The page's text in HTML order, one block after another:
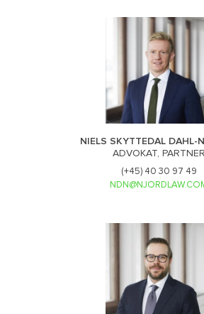
NIELS SKYTTEDAL DAHL-
ADVOKAT, PARTNER
(+45) 40 30 97 49